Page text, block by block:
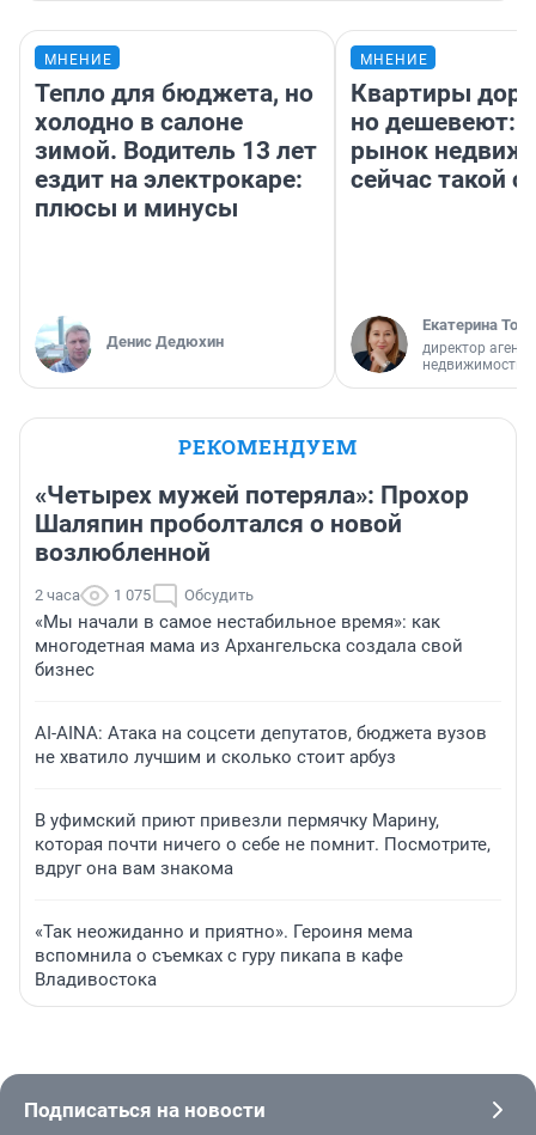
МНЕНИЕ
Тепло для бюджета, но
холодно в салоне
зимой. Водитель 13 лет
ездит на электрокаре:
плюсы и минусы
Денис Дедюхин
МНЕНИЕ
Квартиры
но дешевеют:
рынок
сейчас такой
Екатерина
директор
недвижимости
РЕКОМЕНДУЕМ
«Четырех мужей потеряла»: Прохор
Шаляпин проболтался о новой
возлюбленной
2 часа 1 075 Обсудить
«Мы начали в самое нестабильное время»: как
многодетная мама из Архангельска создала свой
бизнес
AI-AINA: Атака на соцсети депутатов, бюджета вузов
не хватило лучшим и сколько стоит арбуз
В уфимский приют привезли пермячку Марину,
которая почти ничего о себе не помнит. Посмотрите,
вдруг она вам знакома
«Так неожиданно и приятно». Героиня мема
вспомнила о съемках с гуру пикапа в кафе
Владивостока
Подписаться на новости